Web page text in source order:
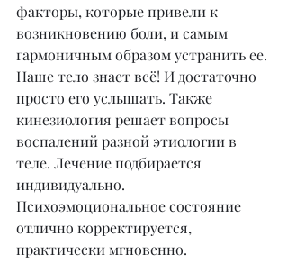
факторы, которые привели к
возникновению боли, и самым
гармоничным образом устранить ее.
Наше тело знает всё! И достаточно
просто его услышать. Также
кинезиология решает вопросы
воспалений разной этиологии в
теле. Лечение подбирается
индивидуально.
Психоэмоциональное состояние
отлично корректируется,
практически мгновенно.